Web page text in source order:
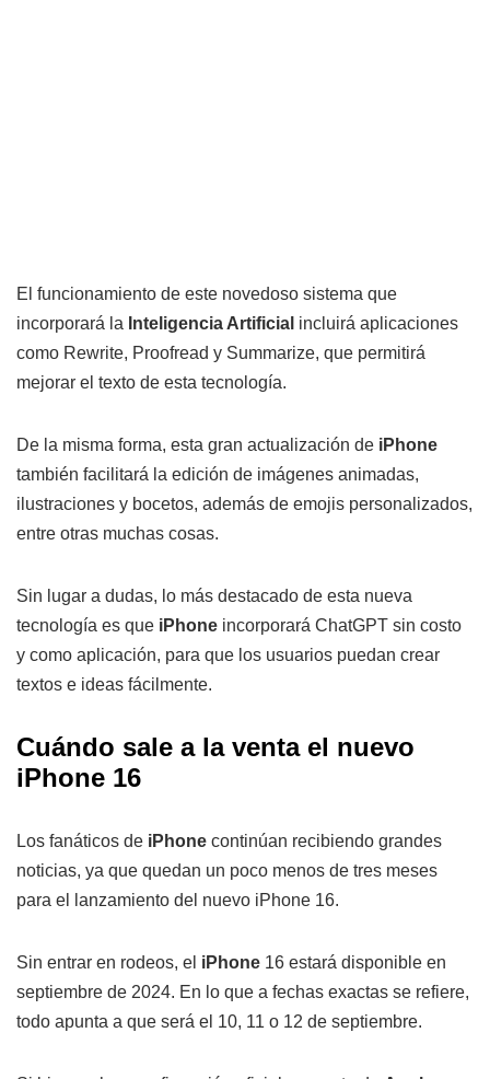
El funcionamiento de este novedoso sistema que
incorporará la Inteligencia Artificial incluirá aplicaciones
como Rewrite, Proofread y Summarize, que permitirá
mejorar el texto de esta tecnología.
De la misma forma, esta gran actualización de iPhone
también facilitará la edición de imágenes animadas,
ilustraciones y bocetos, además de emojis personalizados,
entre otras muchas cosas.
Sin lugar a dudas, lo más destacado de esta nueva
tecnología es que iPhone incorporará ChatGPT sin costo
y como aplicación, para que los usuarios puedan crear
textos e ideas fácilmente.
Cuándo sale a la venta el nuevo
iPhone 16
Los fanáticos de iPhone continúan recibiendo grandes
noticias, ya que quedan un poco menos de tres meses
para el lanzamiento del nuevo iPhone 16.
Sin entrar en rodeos, el iPhone 16 estará disponible en
septiembre de 2024. En lo que a fechas exactas se refiere,
todo apunta a que será el 10, 11 o 12 de septiembre.